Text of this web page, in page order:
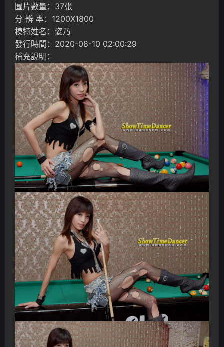
圖片數量：37张
分 辨 率：1200X1800
模特姓名：姿乃
發行時間：2020-08-10 02:00:29
補充說明：